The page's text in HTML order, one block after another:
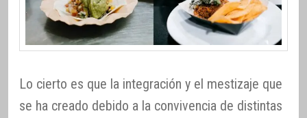
Lo cierto es que la integración y el mestizaje que
se ha creado debido a la convivencia de distintas